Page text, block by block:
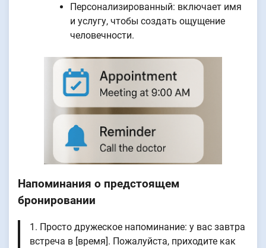
Персонализированный: включает имя
и услугу, чтобы создать ощущение
человечности.
Напоминания о предстоящем
бронировании
1. Просто дружеское напоминание: у вас завтра
встреча в [время]. Пожалуйста, приходите как